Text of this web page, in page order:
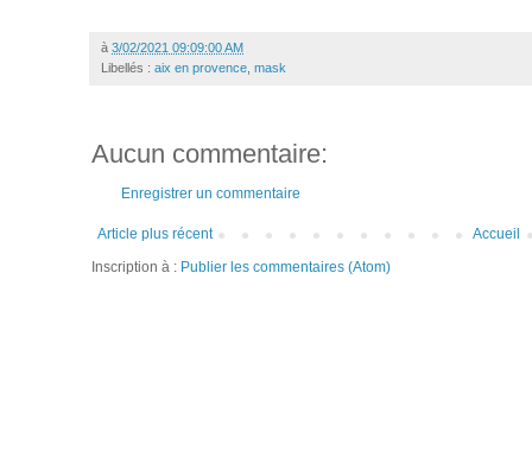
à 3/02/2021 09:09:00 AM
Libellés : aix en provence mask
Aucun commentaire:
Enregistrer un commentaire
Article plus récent
Accueil
Inscription à : Publier les commentaires (Atom)